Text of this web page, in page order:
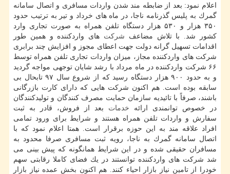
اعلام نمود: بعد از ضابطه مند شدن واردات مسافری و اتصال سامانه
گمرك به پلیس گذرنامه ناجا، در ماه های خرداد و تیر به ترتیب حدود
۳۵۰ هزار و ۵۳۰ هزار دستگاه تلفن همراه به صورت تجاری وارد
كشور شد. با تلاش مضاعف شركت های واردكننده و همین طور
اقدامات تسهیل گرانه دولت جهت اعطای مجوز و افزایش چند برابری
شركت های واردكننده مجاز، میزان واردات تجاری تلفن همراه توسط
۶۶ شركت واردكننده در ماه مرداد با رشد شایان توجهی مواجه گردید
و به حدود ۹۰۰ هزار دستگاه رسید كه از شروع سال ۹۷ تابحال بی
سابقه بوده است. هم اكنون شركت هایی كه دارای كارت بازرگانی
باشند، صرفاً با تائیدیه سازمان حمایت مصرف كنندگان و تولیدكنندگان
در خصوص توانمندی ارائه خدمات بعد از فروش، قادر به ثبت
سفارش و واردات تلفن همراه هستند و شرایط برای ورود تمامی
افراد علاقه مند به این حوزه برقرار است. همتا اعلام نمود كه با
اتصال سامانه گمرك به ناجا، رویه ثبت مسافری صرفا محدود به
مسافران حقیقی شده و در این شرایط همانگونه كه پیش بینی می
شد شركت های واردكننده توانستند در یك فضای كاملا رقابتی سهم
خودرا از تامین نیاز بازار احیاء كنند. هم اكنون بخش عمده نیاز بازار